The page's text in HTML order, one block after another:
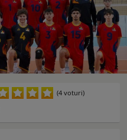
(4 voturi)